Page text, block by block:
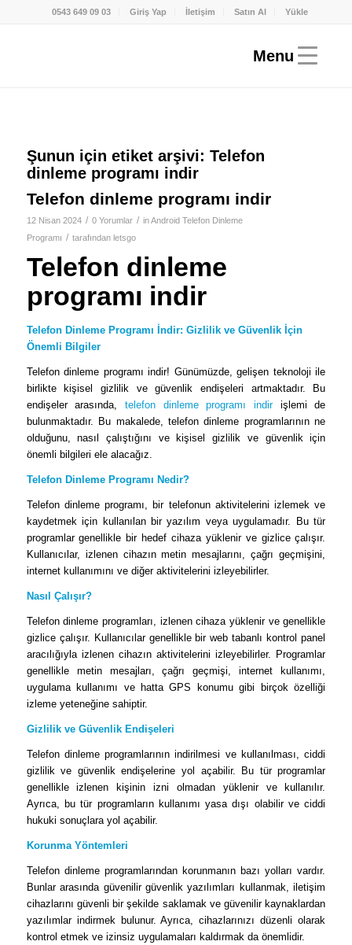
0543 649 09 03 Giriş Yap İletişim Satın Al Yükle
Şunun için etiket arşivi: Telefon
dinleme programı indir
Telefon dinleme programı indir
12 Nisan 2024 / 0 Yorumlar / inAndroid Telefon Dinleme
Programı / tarafından letsgo
Telefon dinleme
programı indir
Telefon Dinleme Programı İndir: Gizlilik ve Güvenlik İçin
Önemli Bilgiler
Telefon dinleme programı indir! Günümüzde, gelişen teknoloji ile
birlikte kişisel gizlilik ve güvenlik endişeleri artmaktadır. Bu
endişeler arasında, telefon dinleme programı indirişlemi de
bulunmaktadır. Bu makalede, telefon dinleme programlarının ne
olduğunu, nasıl çalıştığını ve kişisel gizlilik ve güvenlik için
önemli bilgileri ele alacağız.
Telefon Dinleme Programı Nedir?
Telefon dinleme programı, bir telefonun aktivitelerini izlemek ve
kaydetmek için kullanılan bir yazılım veya uygulamadır. Bu tür
programlar genellikle bir hedef cihaza yüklenir ve gizlice çalışır.
Kullanıcılar, izlenen cihazın metin mesajlarını, çağrı geçmişini,
internet kullanımını ve diğer aktivitelerini izleyebilirler.
Nasıl Çalışır?
Telefon dinleme programları, izlenen cihaza yüklenir ve genellikle
gizlice çalışır. Kullanıcılar genellikle bir web tabanlı kontrol panel
aracılığıyla izlenen cihazın aktivitelerini izleyebilirler. Programlar
genellikle metin mesajları, çağrı geçmişi, internet kullanımı,
uygulama kullanımı ve hatta GPS konumu gibi birçok özelliği
izleme yeteneğine sahiptir.
Gizlilik ve Güvenlik Endişeleri
Telefon dinleme programlarının indirilmesi ve kullanılması, ciddi
gizlilik ve güvenlik endişelerine yol açabilir. Bu tür programlar
genellikle izlenen kişinin izni olmadan yüklenir ve kullanılır.
Ayrıca, bu tür programların kullanımı yasa dışı olabilir ve ciddi
hukuki sonuçlara yol açabilir.
Korunma Yöntemleri
Telefon dinleme programlarından korunmanın bazı yolları vardır.
Bunlar arasında güvenilir güvenlik yazılımları kullanmak, iletişim
cihazlarını güvenli bir şekilde saklamak ve güvenilir kaynaklardan
yazılımlar indirmek bulunur. Ayrıca, cihazlarınızı düzenli olarak
kontrol etmek ve izinsiz uygulamaları kaldırmak da önemlidir.